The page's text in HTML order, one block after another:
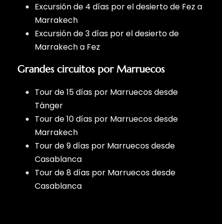
Excursión de 4 días por el desierto de Fez a
Marrakech
Excursión de 3 días por el desierto de
Marrakech a Fez
Grandes circuitos por Marruecos
Tour de 15 días por Marruecos desde
Tánger
Tour de 10 días por Marruecos desde
Marrakech
Tour de 9 días por Marruecos desde
Casablanca
Tour de 8 días por Marruecos desde
Casablanca